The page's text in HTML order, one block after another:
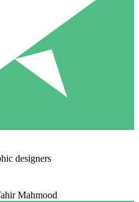
designers
Mahmood